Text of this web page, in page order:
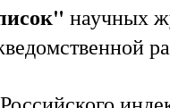
научных